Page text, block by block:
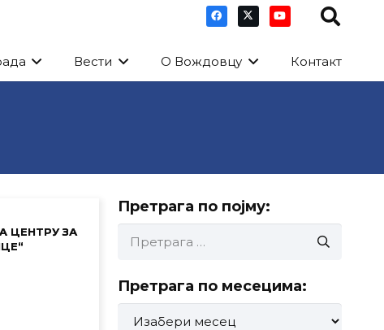
Вести О Вождовцу Контакт
ЦЕНТРУ ЗА
Претрага по појму:
за:
Претрага по месецима: